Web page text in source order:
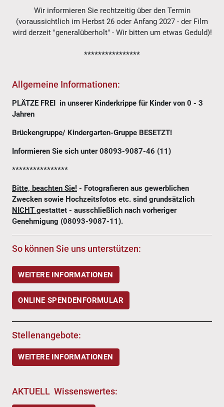
Wir informieren Sie rechtzeitig über den Termin
(voraussichtlich im Herbst 26 oder Anfang 2027 - der Film
wird derzeit "generalüberholt" - Wir bitten um etwas Geduld)!
****************
Allgemeine Informationen:
PLÄTZE FREI in unserer Kinderkrippe für Kinder von 0 - 3
Jahren
Brückengruppe/ Kindergarten-Gruppe BESETZT!
Informieren Sie sich unter 08093-9087-46 (11)
****************
Bitte, beachten Sie! - Fotografieren aus gewerblichen
Zwecken sowie Hochzeitsfotos etc. sind grundsätzlich
NICHT gestattet - ausschließlich nach vorheriger
Genehmigung (08093-9087-11).
So können Sie uns unterstützen:
WEITERE INFORMATIONEN
ONLINE SPENDENFORMULAR
Stellenangebote:
WEITERE INFORMATIONEN
AKTUELL Wissenswertes: